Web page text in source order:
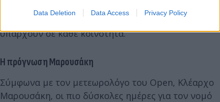
Data Deletion Data Access Privacy Policy
ψηλότερα σπίτια και οι υπόλοιποι να φύγουν από
τα σπίτια τους στις προκαθορισμένες θέσεις που
υπάρχουν σε κάθε κοινότητα.
Η πρόγνωση Μαρουσάκη
Σύμφωνα με τον μετεωρολόγο του Open, Κλέαρχο
Μαρουσάκη, οι πιο δύσκολες ημέρες για τον νομό